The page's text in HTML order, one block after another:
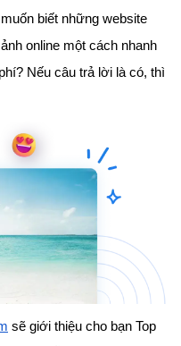
biết những website
online một cách nhanh
Nếu câu trả lời là có, thì
sẽ giới thiệu cho bạn Top